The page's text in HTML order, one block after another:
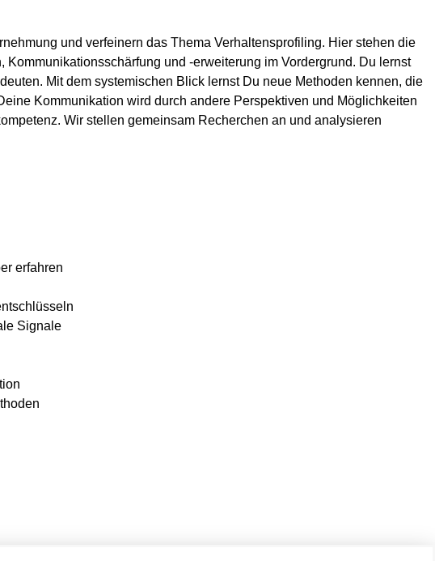
und verfeinern das Thema Verhaltensprofiling. Hier stehen die
und -erweiterung im Vordergrund. Du lernst
Mit dem systemischen Blick lernst Du neue Methoden kennen, die
Kommunikation wird durch andere Perspektiven und Möglichkeiten
Wir stellen gemeinsam Recherchen an und analysieren
erfahren
Signale